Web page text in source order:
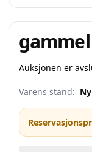
Auksjonen er
Varens stand: Ny